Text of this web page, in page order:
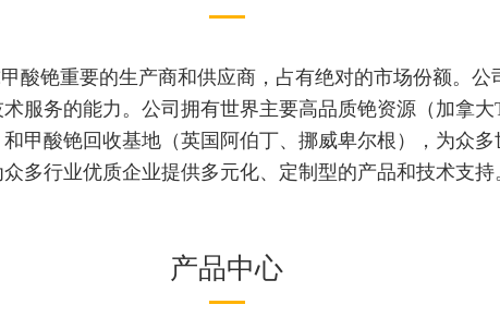
酸铯重要的生产商和供应商，占有绝对的市场份额。
服务的能力。公司拥有世界主要高品质铯资源（加拿
甲酸铯回收基地（英国阿伯丁、挪威卑尔根），为众
多行业优质企业提供多元化、定制型的产品和技术支持
产品中心